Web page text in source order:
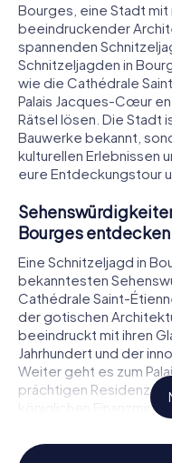
Bourges, eine Stadt
beeindruckender
spannenden
Schnitzeljagden in
wie die Cathédrale
Palais Jacques-Cœur
Rätsel lösen. Die Stadt
Bauwerke bekannt,
kulturellen Erlebnissen
eure Entdeckungstour
Bourges entdecken
Eine Schnitzeljagd in
bekanntesten
Cathédrale Saint-
der gotischen
beeindruckt mit ihren
Jahrhundert und der
Weiter geht es zum
prächtigen Residenz
königlichen
Highlight auf eurer